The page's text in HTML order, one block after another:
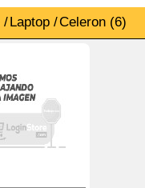
/Laptop /Celeron (6)